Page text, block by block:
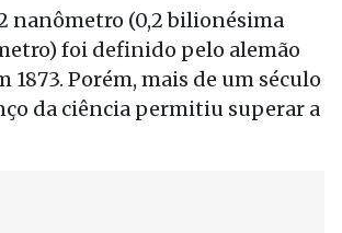
nanômetro (0,2 bilionésima
foi definido pelo alemão
1873. Porém, mais de um século
da ciência permitiu superar a